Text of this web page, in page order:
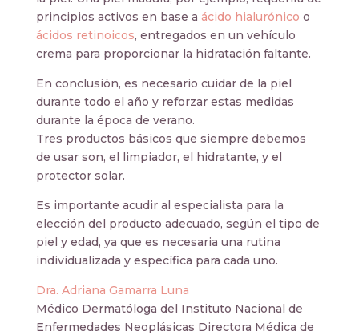
principios activos en base a ácido hialurónico o
ácidos retinoicos, entregados en un vehículo
crema para proporcionar la hidratación faltante.
En conclusión, es necesario cuidar de la piel
durante todo el año y reforzar estas medidas
durante la época de verano.
Tres productos básicos que siempre debemos
de usar son, el limpiador, el hidratante, y el
protector solar.
Es importante acudir al especialista para la
elección del producto adecuado, según el tipo de
piel y edad, ya que es necesaria una rutina
individualizada y específica para cada uno.
Dra. Adriana Gamarra Luna
Médico Dermatóloga del Instituto Nacional de
Enfermedades Neoplásicas Directora Médica de